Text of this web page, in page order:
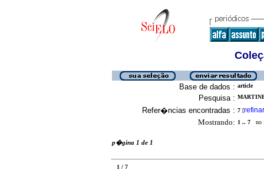
Base de dados : article
Pesquisa :
Refer�ncias encontradas : 7 [refinar
Mostrando: 1 .. 7 no
p�gina 1 de 1
1 / 7